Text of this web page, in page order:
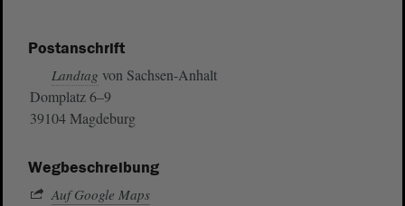
Postanschrift
Landtag von Sachsen-Anhalt
Domplatz 6–9
39104 Magdeburg
Wegbeschreibung
Auf Google Maps